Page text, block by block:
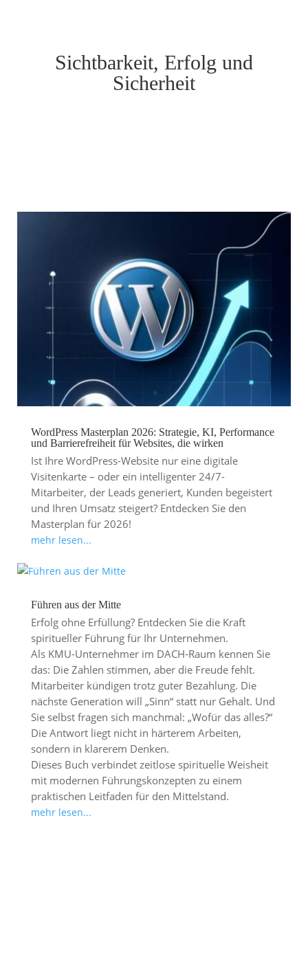
Sichtbarkeit, Erfolg und
Sicherheit
WordPress Masterplan 2026: Strategie, KI, Performance
und Barrierefreiheit für Websites, die wirken
Ist Ihre WordPress-Website nur eine digitale
Visitenkarte – oder ein intelligenter 24/7-
Mitarbeiter, der Leads generiert, Kunden begeistert
und Ihren Umsatz steigert? Entdecken Sie den
Masterplan für 2026!
mehr lesen...
Führen aus der Mitte
Erfolg ohne Erfüllung? Entdecken Sie die Kraft
spiritueller Führung für Ihr Unternehmen.
Als KMU-Unternehmer im DACH-Raum kennen Sie
das: Die Zahlen stimmen, aber die Freude fehlt.
Mitarbeiter kündigen trotz guter Bezahlung. Die
nächste Generation will „Sinn“ statt nur Gehalt. Und
Sie selbst fragen sich manchmal: „Wofür das alles?“
Die Antwort liegt nicht in härterem Arbeiten,
sondern in klarerem Denken.
Dieses Buch verbindet zeitlose spirituelle Weisheit
mit modernen Führungskonzepten zu einem
praktischen Leitfaden für den Mittelstand.
mehr lesen...